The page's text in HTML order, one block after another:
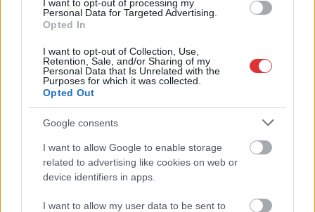
I want to opt-out of processing my
Personal Data for Targeted Advertising.
Opted In
I want to opt-out of Collection, Use,
Retention, Sale, and/or Sharing of my
Personal Data that Is Unrelated with the
Purposes for which it was collected.
Opted Out
Google consents
I want to allow Google to enable storage
related to advertising like cookies on web or
device identifiers in apps.
I want to allow my user data to be sent to
halt tűzoltókra Jász-Nagykun-Szolnok megyében
Szalagkorlátnak csapódott egy autó a 4-es főúton, Szajolnál
történt a baleset
Már reggel nyár van, de délután jöhet a fordulat – erre
készüljön, ha hétfőn útnak indul
Hogyan került a Kossuth téri metrómegállóba egy vaddisznó?
Odaúszott, majd a szárazföldön gyorsan megoldotta a
továbbiakat (VIDEÓVAL)
Az utolsó pillanatban mentette meg a döntetlent a Karcag